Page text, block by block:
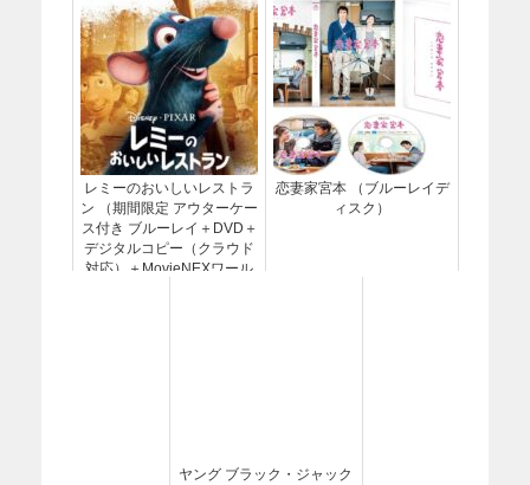
レミーのおいしいレストラ
ン （期間限定 アウターケー
ス付き ブルーレイ＋DVD＋
デジタルコピー（クラウド
対応）＋MovieNEXワール
恋妻家宮本 （ブルーレイデ
ィスク）
ヤング ブラック・ジャック